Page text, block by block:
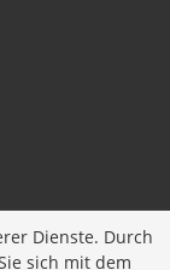
Dienste. Durch
sich mit dem